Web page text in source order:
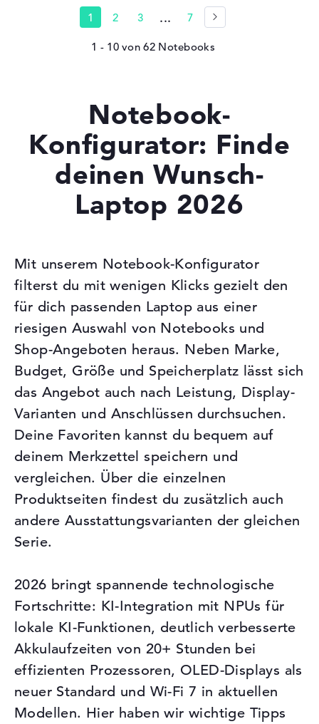
1 2 3 ... 7
1 - 10von62
Notebook-
Konfigurator: Finde
deinen Wunsch-
Laptop 2026
Mit unserem Notebook-Konfigurator
filterst du mit wenigen Klicks gezielt den
für dich passenden Laptop aus einer
riesigen Auswahl von Notebooks und
Shop-Angeboten heraus. Neben Marke,
Budget, Größe und Speicherplatz lässt sich
das Angebot auch nach Leistung, Display-
Varianten und Anschlüssen durchsuchen.
Deine Favoriten kannst du bequem auf
deinem Merkzettel speichern und
vergleichen. Über die einzelnen
Produktseiten findest du zusätzlich auch
andere Ausstattungsvarianten der gleichen
Serie.
2026 bringt spannende technologische
Fortschritte: KI-Integration mit NPUs für
lokale KI-Funktionen, deutlich verbesserte
Akkulaufzeiten von 20+ Stunden bei
effizienten Prozessoren, OLED-Displays als
neuer Standard und Wi-Fi 7 in aktuellen
Modellen. Hier haben wir wichtige Tipps